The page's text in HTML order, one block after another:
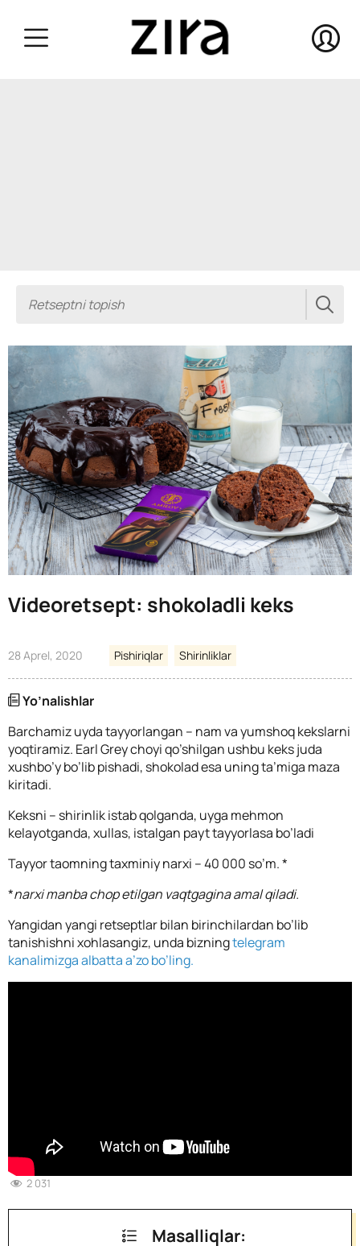
Videoretsept: shokoladli keks
28 Aprel, 2020 Pishiriqlar Shirinliklar
Yo’nalishlar
Barchamiz uyda tayyorlangan – nam va yumshoq kekslarni
yoqtiramiz. Earl Grey choyi qo’shilgan ushbu keks juda
xushbo’y bo’lib pishadi, shokolad esa uning ta’miga maza
kiritadi.
Keksni – shirinlik istab qolganda, uyga mehmon
kelayotganda, xullas, istalgan payt tayyorlasa bo’ladi
Tayyor taomning taxminiy narxi – 40 000 so’m. *
*narxi manba chop etilgan vaqtgagina amal qiladi.
Yangidan yangi retseptlar bilan birinchilardan bo’lib
tanishishni xohlasangiz, unda bizningtelegram
kanalimizga albatta a’zo bo’ling.
2 031
Masalliqlar: